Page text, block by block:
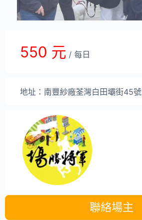
550 元 / 每日
地址：南豐紗廠荃灣白田壩街45號
聯絡場主